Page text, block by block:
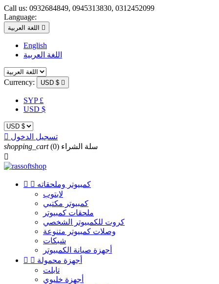
Call us: 0932684849, 0945313830, 0312452099
Language:
اللغة العربية 
English
اللغة العربية
Currency: USD $ 
SYP £
USD $
 تسجيل الدخول
shopping_cart
سلة الشراء (0)

  كمبيوتر وملحقاته
لابتوب
كمبيوتر مكتبي
ملحقات كمبيوتر
كروت للكمبيوتر الشخصي
وصلات كمبيوتر متنوعة
شبكات
أجهزة صيانة الكمبيوتر
  أجهزة محمولة
تابلت
أجهزة خليوي